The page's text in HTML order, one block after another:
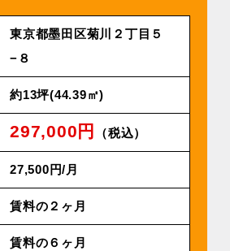
東京都墨田区菊川２丁目５
−８
約13坪(44.39㎡)
297,000円 （税込）
27,500円/⽉
賃料の２ヶ月
賃料の６ヶ月